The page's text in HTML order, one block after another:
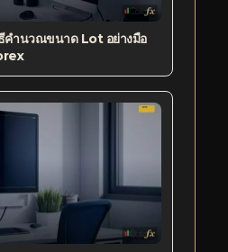
ำนวณขนาด Lot อย่างมือ